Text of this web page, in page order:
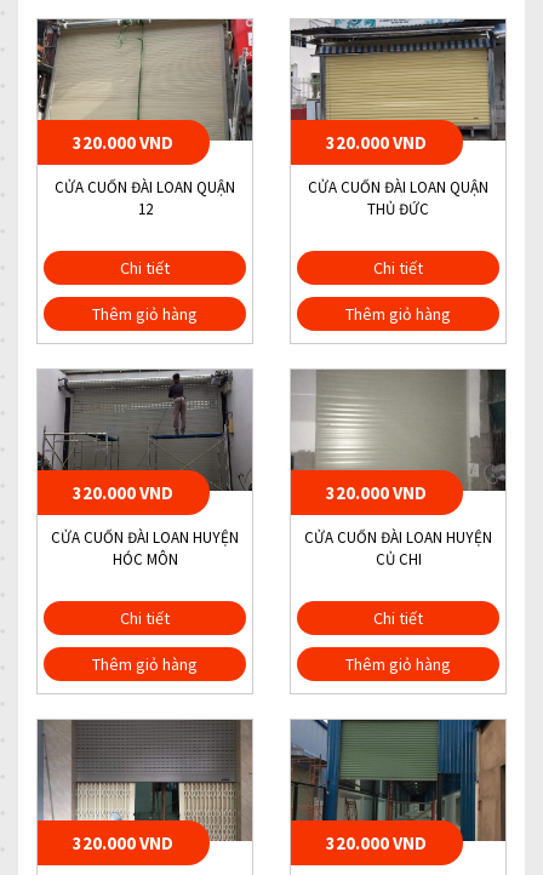
320.000 VND
CỬA CUỐN ĐÀI LOAN QUẬN
12
Chi tiết
Thêm giỏ hàng
320.000 VND
CỬA CUỐN ĐÀI LOAN QUẬN
THỦ ĐỨC
Chi tiết
Thêm giỏ hàng
320.000 VND
CỬA CUỐN ĐÀI LOAN HUYỆN
HÓC MÔN
Chi tiết
Thêm giỏ hàng
320.000 VND
CỬA CUỐN ĐÀI LOAN HUYỆN
CỦ CHI
Chi tiết
Thêm giỏ hàng
320.000 VND 320.000 VND